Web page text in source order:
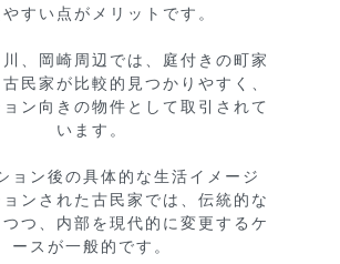
すい点がメリットです。
、岡崎周辺では、庭付きの町家
民家が比較的見つかりやすく、
ン向きの物件として取引されて
います。
ョン後の具体的な生活イメージ
ョンされた古民家では、伝統的な
つ、内部を現代的に変更するケ
ースが一般的です。